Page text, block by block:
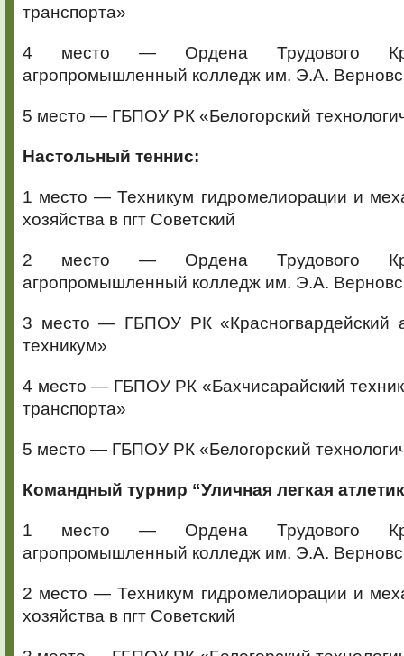
транспорта»
4 место — Ордена Трудового
агропромышленный колледж им. Э.А.
5 место — ГБПОУ РК «Белогорский
Настольный теннис:
1 место — Техникум гидромелиорации и
хозяйства в пгт Советский
2 место — Ордена Трудового
агропромышленный колледж им. Э.А.
3 место — ГБПОУ РК «Красногвардейский
техникум»
4 место — ГБПОУ РК «Бахчисарайский
транспорта»
5 место — ГБПОУ РК «Белогорский
Командный турнир “Уличная легкая
1 место — Ордена Трудового
агропромышленный колледж им. Э.А.
2 место — Техникум гидромелиорации и
хозяйства в пгт Советский